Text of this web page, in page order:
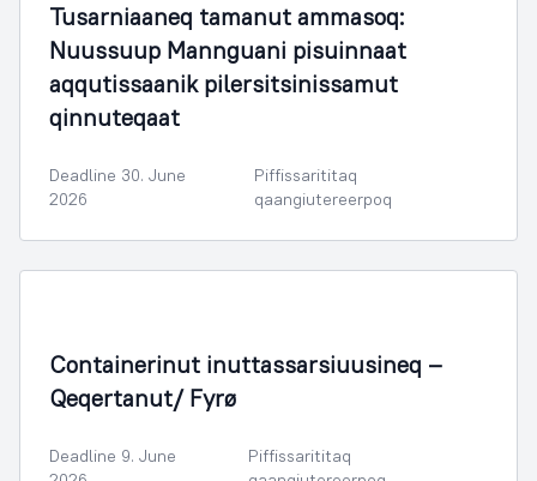
Tusarniaaneq tamanut ammasoq:
Nuussuup Mannguani pisuinnaat
aqqutissaanik pilersitsinissamut
qinnuteqaat
Deadline 30. June
2026
Piffissarititaq
qaangiutereerpoq
Containerinut inuttassarsiuusineq –
Qeqertanut/ Fyrø
Deadline 9. June
Piffissarititaq